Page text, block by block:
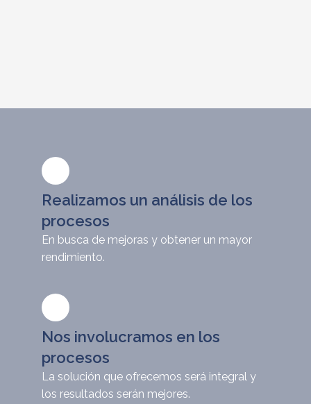
Realizamos un análisis de los
procesos
En busca de mejoras y obtener un mayor
rendimiento.
Nos involucramos en los
procesos
La solución que ofrecemos será integral y
los resultados serán mejores.